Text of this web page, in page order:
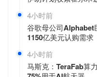
4小时前
谷歌母公司Alphabet
1150亿美元认购需求
4小时前
马斯克：TeraFab算